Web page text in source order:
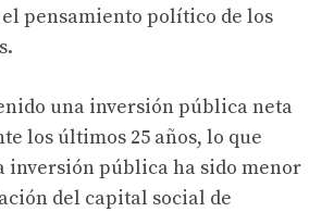
pensamiento político de los
una inversión pública neta
los últimos 25 años, lo que
inversión pública ha sido menor
del capital social de